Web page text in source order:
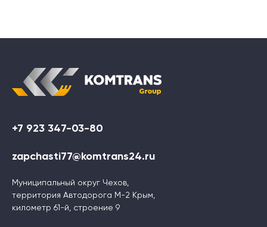
+7 923 347-03-80
zapchasti77@komtrans24.ru
Муниципальный округ Чехов,
территория Автодорога М-2 Крым,
километр 61-й, строение 9